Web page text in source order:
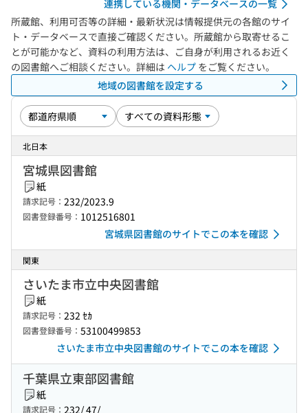
連携している機関・データベースの一覧
所蔵館、利用可否等の詳細・最新状況は情報提供元の各館のサイ
ト・データベースで直接ご確認ください。所蔵館から取寄せるこ
とが可能かなど、資料の利用方法は、ご自身が利用されるお近く
の図書館へご相談ください。詳細は ヘルプ をご覧ください。
地域の図書館を設定する
北日本
宮城県図書館
紙
請求記号： 232/2023.9
図書登録番号： 1012516801
宮城県図書館のサイトでこの本を確認
関東
さいたま市立中央図書館
紙
請求記号： 232 ｾｶ
図書登録番号： 53100499853
さいたま市立中央図書館のサイトでこの本を確認
千葉県立東部図書館
紙
請求記号： 232/ 47/